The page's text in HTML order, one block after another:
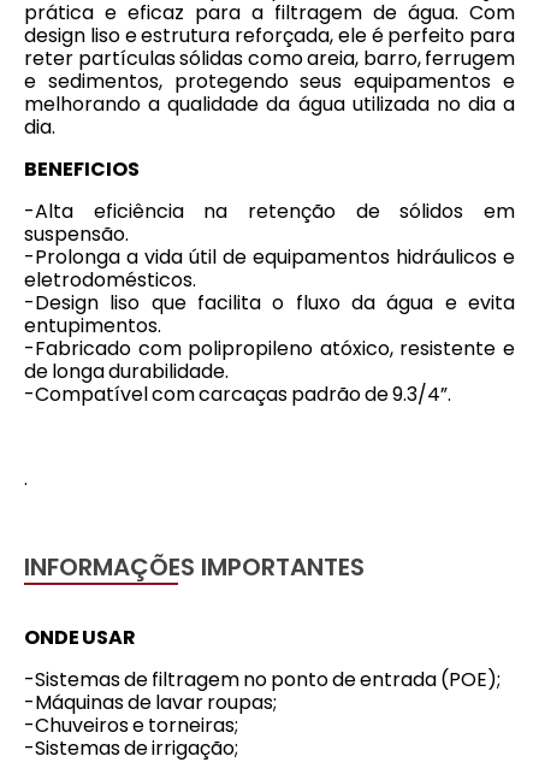
prática e eficaz para a filtragem de água. Com
design liso e estrutura reforçada, ele é perfeito para
reter partículas sólidas como areia, barro, ferrugem
e sedimentos, protegendo seus equipamentos e
melhorando a qualidade da água utilizada no dia a
dia.
BENEFICIOS
-Alta eficiência na retenção de sólidos em
suspensão.
-Prolonga a vida útil de equipamentos hidráulicos e
eletrodomésticos.
-Design liso que facilita o fluxo da água e evita
entupimentos.
-Fabricado com polipropileno atóxico, resistente e
de longa durabilidade.
-Compatível com carcaças padrão de 9.3/4”.
.
INFORMAÇÕES IMPORTANTES
ONDE USAR
-Sistemas de filtragem no ponto de entrada (POE);
-Máquinas de lavar roupas;
-Chuveiros e torneiras;
-Sistemas de irrigação;